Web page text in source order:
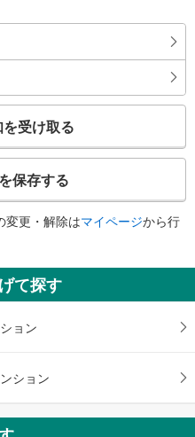
）
受け取る
保存する
変更・解除はマイページから行
て探す
ョン
ション